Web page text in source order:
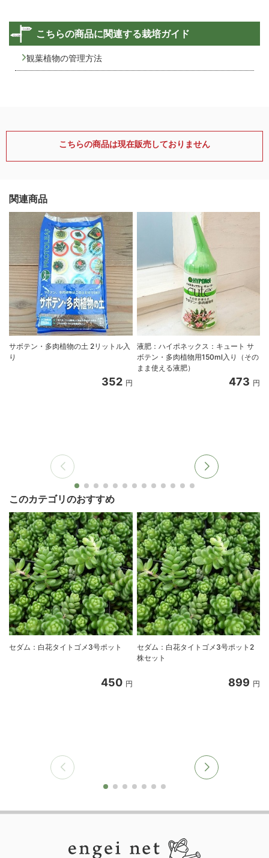
こちらの商品に関連する栽培ガイド
観葉植物の管理方法
こちらの商品は現在販売しておりません
関連商品
サボテン・多肉植物の土 2リットル入
り
352 円
液肥：ハイポネックス：キュート サ
ボテン・多肉植物用150ml入り（その
まま使える液肥）
473 円
このカテゴリのおすすめ
セダム：白花タイトゴメ3号ポット
450 円
セダム：白花タイトゴメ3号ポット2
株セット
899 円